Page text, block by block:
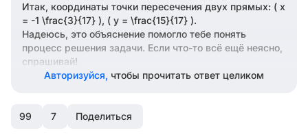
Итак, координаты точки пересечения двух прямых: ( x
= -1 \frac{3}{17} ), ( y = \frac{15}{17} ).
Надеюсь, это объяснение помогло тебе понять
процесс решения задачи. Если что-то всё ещё неясно,
спрашивай!
Авторизуйся, чтобы прочитать ответ целиком
99 7 Поделиться